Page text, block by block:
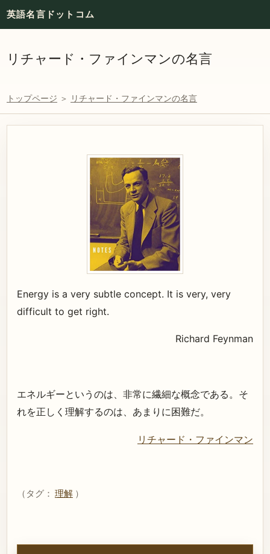
英語名言ドットコム
リチャード・ファインマンの名言
トップページ ＞ リチャード・ファインマンの名言
Energy is a very subtle concept. It is very, very
difficult to get right.
Richard Feynman
エネルギーというのは、非常に繊細な概念である。そ
れを正しく理解するのは、あまりに困難だ。
リチャード・ファインマン
（タグ： 理解 ）